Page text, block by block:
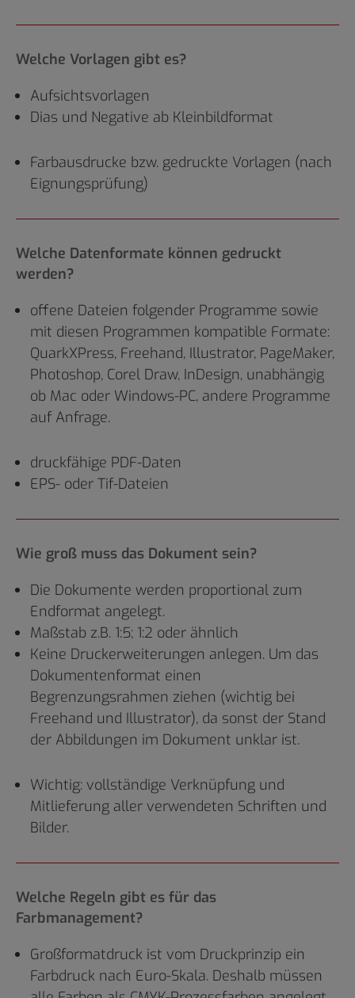
Welche Vorlagen gibt es?
Aufsichtsvorlagen
Dias und Negative ab Kleinbildformat
Farbausdrucke bzw. gedruckte Vorlagen (nach
Eignungsprüfung)
Welche Datenformate können gedruckt
werden?
offene Dateien folgender Programme sowie
mit diesen Programmen kompatible Formate:
QuarkXPress, Freehand, Illustrator, PageMaker,
Photoshop, Corel Draw, InDesign, unabhängig
ob Mac oder Windows-PC, andere Programme
auf Anfrage.
druckfähige PDF-Daten
EPS- oder Tif-Dateien
Wie groß muss das Dokument sein?
Die Dokumente werden proportional zum
Endformat angelegt.
Maßstab z.B. 1:5; 1:2 oder ähnlich
Keine Druckerweiterungen anlegen. Um das
Dokumentenformat einen
Begrenzungsrahmen ziehen (wichtig bei
Freehand und Illustrator), da sonst der Stand
der Abbildungen im Dokument unklar ist.
Wichtig: vollständige Verknüpfung und
Mitlieferung aller verwendeten Schriften und
Bilder.
Welche Regeln gibt es für das
Farbmanagement?
Großformatdruck ist vom Druckprinzip ein
Farbdruck nach Euro-Skala. Deshalb müssen